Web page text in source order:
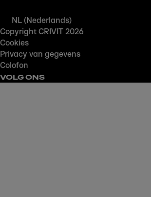
NL (Nederlands)
Copyright CRIVIT 2026
Cookies
Privacy van gegevens
Colofon
VOLG ONS